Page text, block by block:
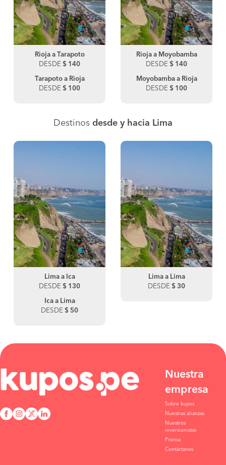
Rioja a Tarapoto
DESDE $ 140
Tarapoto a Rioja
DESDE $ 100
Rioja a Moyobamba
DESDE $ 140
Moyobamba a Rioja
DESDE $ 100
Destinos desde y hacia Lima
Lima a Ica
DESDE $ 130
Ica a Lima
DESDE $ 50
Lima a Lima
DESDE $ 30
Nuestra
empresa
Sobre kupos
Nuestras alianzas
Nuestros
inversionistas
Prensa
Contáctanos